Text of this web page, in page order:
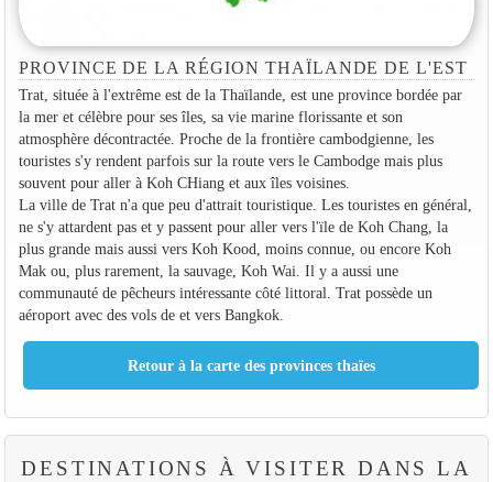
PROVINCE DE LA RÉGION THAÏLANDE DE L'EST
Trat, située à l'extrême est de la Thaïlande, est une province bordée par
la mer et célèbre pour ses îles, sa vie marine florissante et son
atmosphère décontractée. Proche de la frontière cambodgienne, les
touristes s'y rendent parfois sur la route vers le Cambodge mais plus
souvent pour aller à Koh CHiang et aux îles voisines.
La ville de Trat n'a que peu d'attrait touristique. Les touristes en général,
ne s'y attardent pas et y passent pour aller vers l'ïle de Koh Chang, la
plus grande mais aussi vers Koh Kood, moins connue, ou encore Koh
Mak ou, plus rarement, la sauvage, Koh Wai. Il y a aussi une
communauté de pêcheurs intéressante côté littoral. Trat possède un
aéroport avec des vols de et vers Bangkok.
DESTINATIONS À VISITER DANS LA